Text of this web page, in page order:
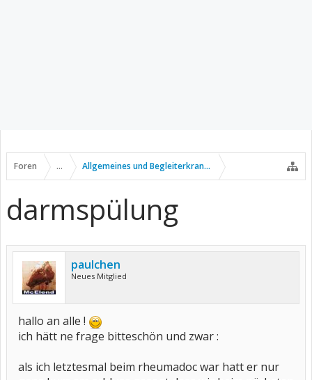
Foren ... Allgemeines und Begleiterkrankungen
darmspülung
paulchen
Neues Mitglied
hallo an alle !
ich hätt ne frage bitteschön und zwar :
als ich letztesmal beim rheumadoc war hatt er nur